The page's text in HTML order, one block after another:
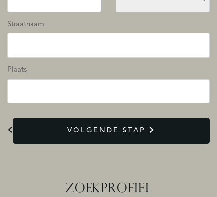
Straatnaam
Plaats
VOLGENDE STAP
ZOEKPROFIEL